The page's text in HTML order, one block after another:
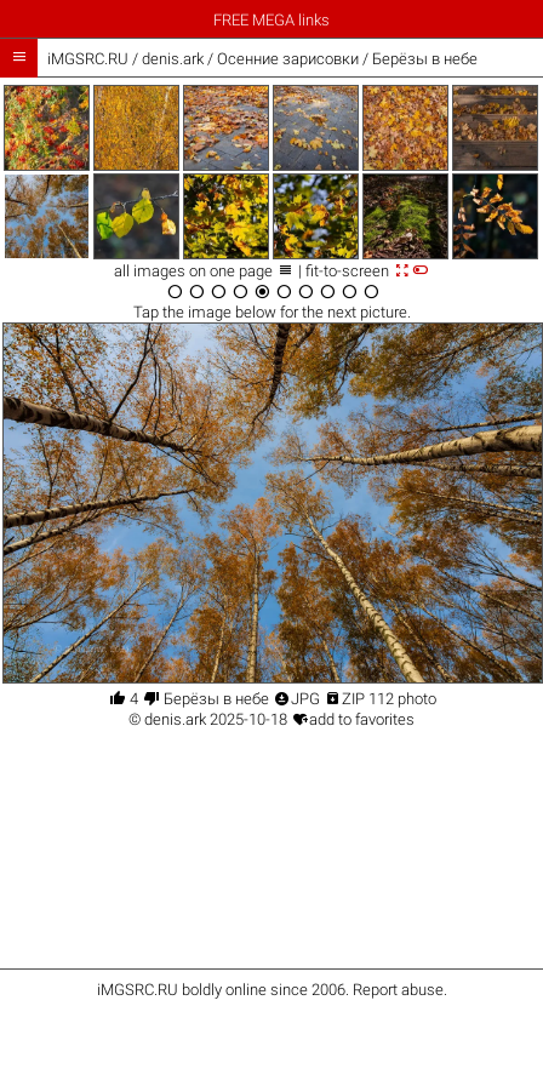
FREE MEGA links
 iMGSRC.RU / denis.ark/ Осенние зарисовки / Берёзы в небе
all images on one page  | fit-to-screen 
         
Tap the imagebelow for the next picture.
 4  Берёзы в небе JPG  ZIP 112 photo
© denis.ark 2025-10-18 add to favorites
iMGSRC.RU boldly online since 2006. Report abuse.